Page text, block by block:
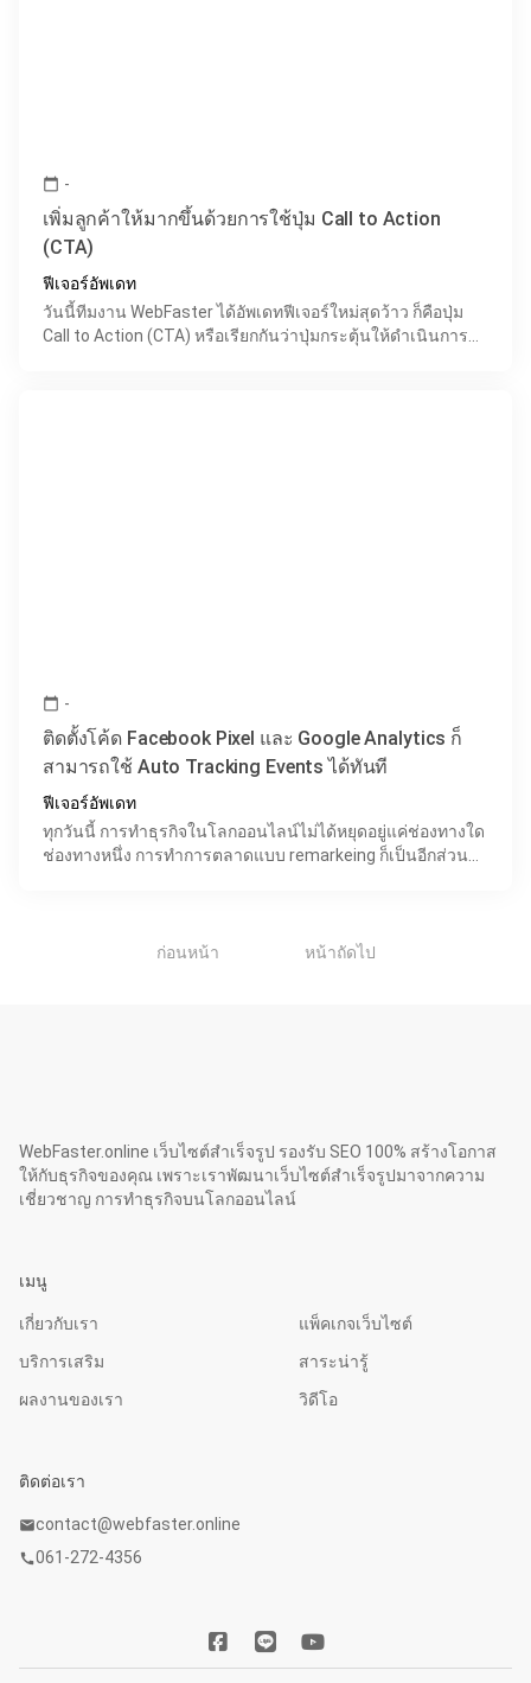
calendar_today -
เพิ่มลูกค้าให้มากขึ้นด้วยการใช้ปุ่ม Call to Action
(CTA)
ฟีเจอร์อัพเดท
วันนี้ทีมงาน WebFaster ได้อัพเดทฟีเจอร์ใหม่สุดว้าว ก็คือปุ่ม
Call to Action (CTA) หรือเรียกกันว่าปุ่มกระตุ้นให้ดำเนินการ
calendar_today -
ติดตั้งโค้ด Facebook Pixel และ Google Analytics ก็
สามารถใช้ Auto Tracking Events ได้ทันที
ฟีเจอร์อัพเดท
ทุกวันนี้ การทำธุรกิจในโลกออนไลน์ไม่ได้หยุดอยู่แค่ช่องทางใด
ช่องทางหนึ่ง การทำการตลาดแบบ remarkeing ก็เป็นอีกส่วน
ก่อนหน้า หน้าถัดไป
WebFaster.online เว็บไซต์สำเร็จรูป รองรับ SEO 100% สร้างโอกาส
ให้กับธุรกิจของคุณ เพราะเราพัฒนาเว็บไซต์สำเร็จรูปมาจากความ
เชี่ยวชาญ การทำธุรกิจบนโลกออนไลน์
เมนู
เกี่ยวกับเรา
แพ็คเกจเว็บไซต์
บริการเสริม
สาระน่ารู้
ผลงานของเรา
วิดีโอ
ติดต่อเรา
mailcontact@webfaster.online
call061-272-4356